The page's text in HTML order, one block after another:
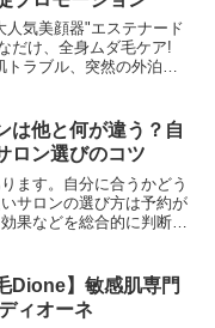
人気美顔器"エステナード
だけ、全身ムダ毛ケア!
トラブル、突然の外泊、
は他と何が違う？自
ロン選びのコツ
ます。自分に合うかどう
サロンの選び方は予約が
果などを総合的に判断し
Dione】敏感肌専門
ィオーネ